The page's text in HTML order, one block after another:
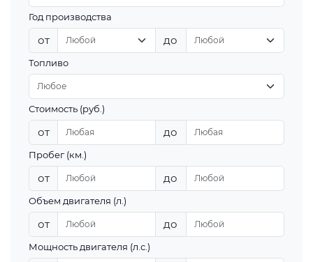
Год производства
от до
Топливо
Стоимость (руб.)
от до
Пробег (км.)
от до
Объем двигателя (л.)
от до
Мощность двигателя (л.с.)